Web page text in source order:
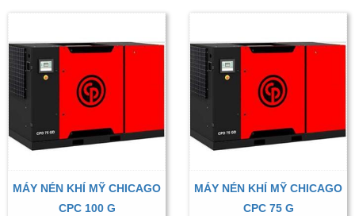
MÁY NÉN KHÍ MỸ CHICAGO
CPC 100 G
MÁY NÉN KHÍ MỸ CHICAGO
CPC 75 G